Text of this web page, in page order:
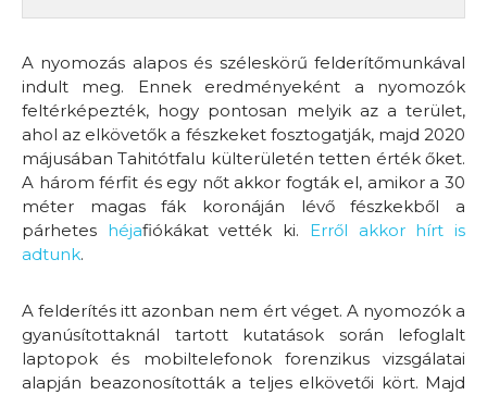
A nyomozás alapos és széleskörű felderítőmunkával
indult meg. Ennek eredményeként a nyomozók
feltérképezték, hogy pontosan melyik az a terület,
ahol az elkövetők a fészkeket fosztogatják, majd 2020
májusában Tahitótfalu külterületén tetten érték őket.
A három férfit és egy nőt akkor fogták el, amikor a 30
méter magas fák koronáján lévő fészkekből a
párhetes héjafiókákat vették ki. Erről akkor hírt is
adtunk.
A felderítés itt azonban nem ért véget. A nyomozók a
gyanúsítottaknál tartott kutatások során lefoglalt
laptopok és mobiltelefonok forenzikus vizsgálatai
alapján beazonosították a teljes elkövetői kört. Majd